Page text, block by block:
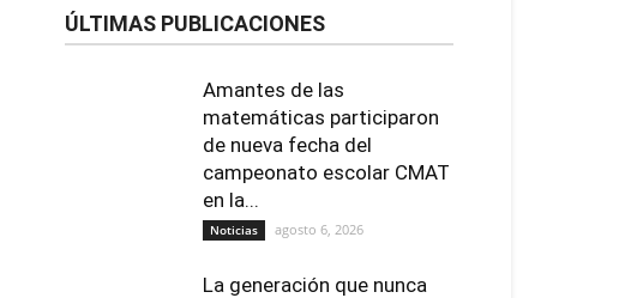
ÚLTIMAS PUBLICACIONES
Amantes de las
matemáticas participaron
de nueva fecha del
campeonato escolar CMAT
en la...
Noticias agosto 6, 2026
La generación que nunca